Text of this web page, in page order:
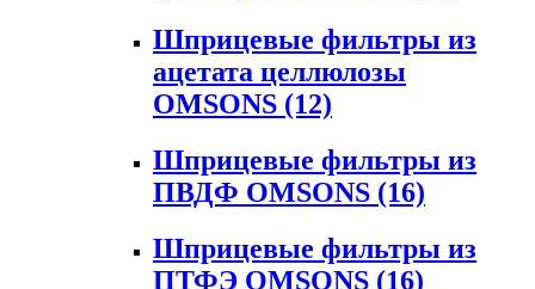
Шприцевые фильтры из
ацетата целлюлозы
OMSONS (12)
Шприцевые фильтры из
ПВДФ OMSONS (16)
Шприцевые фильтры из
ПТФЭ OMSONS (16)